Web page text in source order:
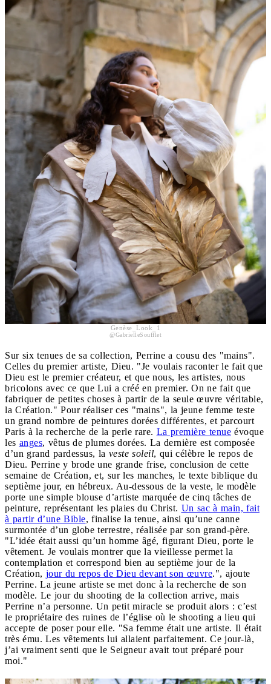
Genèse_Look_1
@GabrielleSoufflet
Sur six tenues de sa collection, Perrine a cousu des "mains".
Celles du premier artiste, Dieu. "Je voulais raconter le fait que
Dieu est le premier créateur, et que nous, les artistes, nous
bricolons avec ce que Lui a créé en premier. On ne fait que
fabriquer de petites choses à partir de la seule œuvre véritable,
la Création." Pour réaliser ces "mains", la jeune femme teste
un grand nombre de peintures dorées différentes, et parcourt
Paris à la recherche de la perle rare. ​​La première tenue évoque
les anges, vêtus de plumes dorées. La dernière est composée
d’un grand pardessus, la veste soleil, qui célèbre le repos de
Dieu. Perrine y brode une grande frise, conclusion de cette
semaine de Création, et, sur les manches, le texte biblique du
septième jour, en hébreux. Au-dessous de la veste, le modèle
porte une simple blouse d’artiste marquée de cinq tâches de
peinture, représentant les plaies du Christ. Un sac à main, fait
à partir d’une Bible, finalise la tenue, ainsi qu’une canne
surmontée d’un globe terrestre, réalisée par son grand-père.
"L’idée était aussi qu’un homme âgé, figurant Dieu, porte le
vêtement. Je voulais montrer que la vieillesse permet la
contemplation et correspond bien au septième jour de la
Création, jour du repos de Dieu devant son œuvre.", ajoute
Perrine. La jeune artiste se met donc à la recherche de son
modèle. Le jour du shooting de la collection arrive, mais
Perrine n’a personne. Un petit miracle se produit alors : c’est
le propriétaire des ruines de l’église où le shooting a lieu qui
accepte de poser pour elle. "Sa femme était une artiste. Il était
très ému. Les vêtements lui allaient parfaitement. Ce jour-là,
j’ai vraiment senti que le Seigneur avait tout préparé pour
moi."